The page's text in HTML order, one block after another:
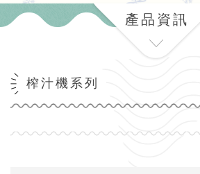
產品資訊
榨汁機系列